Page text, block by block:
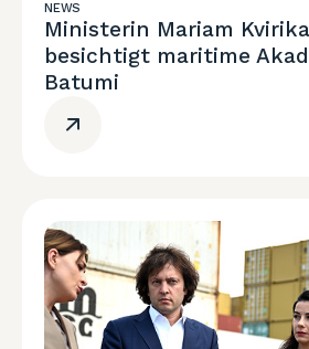
NEWS
Ministerin Mariam
besichtigt maritime
Batumi